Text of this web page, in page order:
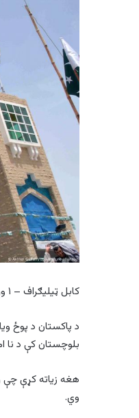
کابل ټیلیګراف – ۱ وږی ۱۴۰۴ لمریزی کال
د پاکستان د پوځ
بلوچستان کې د نا
هغه زیاته کړې چې
وي.